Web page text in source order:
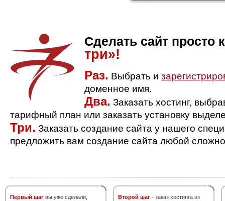
Сделать сайт просто
три»!
Раз. Выбрать и
доменное имя.
Два. Заказать хостинг,
тарифный план или заказать установку
Три. Заказать создание сайта у нашего
предложить вам создание сайта любой
Первый шаг вы уже сделали,
Второй шаг - заказ хостинга из